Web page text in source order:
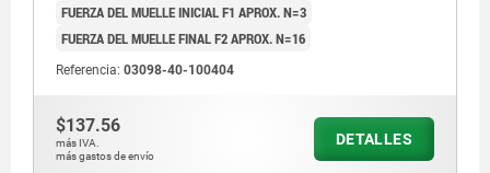
FUERZA DEL MUELLE INICIAL F1 APROX. N=3
FUERZA DEL MUELLE FINAL F2 APROX. N=16
Referencia: 03098-40-100404
$137.56
más IVA.
más gastos de envío
DETALLES